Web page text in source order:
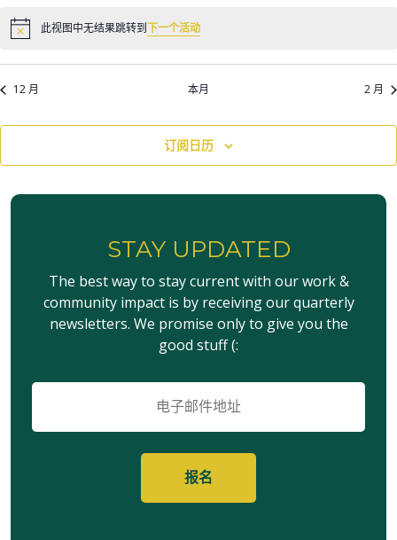
动
动
动
动
Notice此视图中无结果跳转到下一个活动
12 月 本月 2 月
订阅日历
STAY UPDATED
The best way to stay current with our work &
community impact is by receiving our quarterly
newsletters. We promise only to give you the
good stuff (:
子